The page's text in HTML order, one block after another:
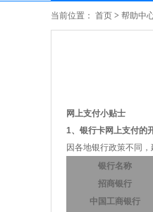
当前位置： 首页 > 帮助中
网上支付小贴士
1、银行卡网上支付的
因各地银行政策不同
银行名称
招商银行
中国工商银行